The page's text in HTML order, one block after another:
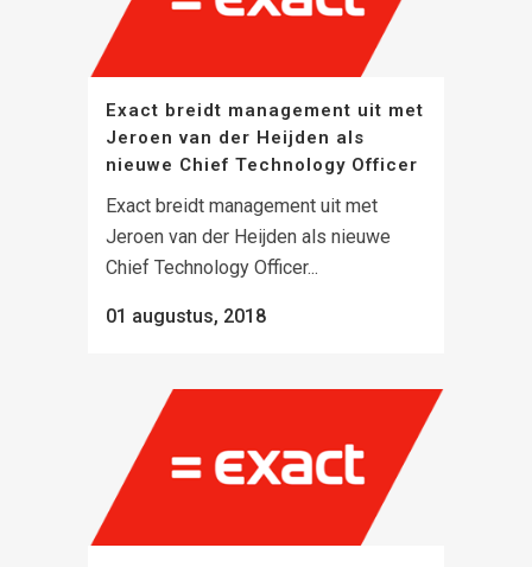
Exact breidt management uit met
Jeroen van der Heijden als
nieuwe Chief Technology Officer
Exact breidt management uit met
Jeroen van der Heijden als nieuwe
Chief Technology Officer...
01 augustus, 2018